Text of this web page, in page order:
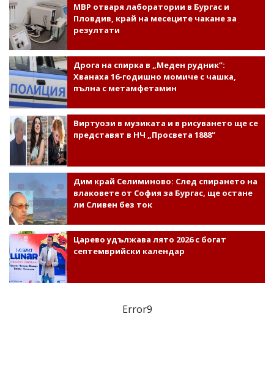
МВР отваря лаборатории в Бургас и
Пловдив, край на месеците чакане за
резултати
Дрога на спирка в „Меден рудник“:
Хванаха 16-годишно момиче с чашка,
пълна с метамфетамин
Виртуози в музиката и в рисуването ще се
представят в НЧ „Просвета 1888“
Дим край Селиминово: След спирането на
влаковете от София за Бургас, ще остане
ли Сливен без ток
Царево удължава лято 2026 с богат
септемврийски календар
Error9